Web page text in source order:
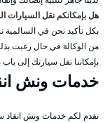
هل بإمكانكم نقل السيارات
بكل تأكيد نحن في السالمية
من الوكالة في حال رغبت
بإمكاننا نقل سيارتك إلى
خدمات ونش
نقدم لكم خدمات ونش انقاذ